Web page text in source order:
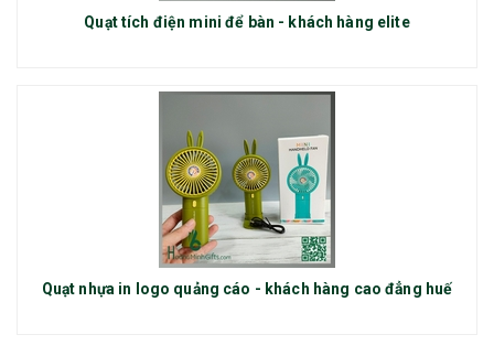
Quạt tích điện mini để bàn - khách hàng elite
Quạt nhựa in logo quảng cáo - khách hàng cao đẳng huế